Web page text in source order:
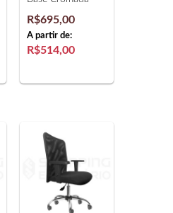
R$695,00
A partir de:
R$514,00